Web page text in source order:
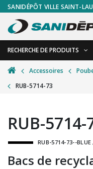
SANIDÉPÔT VILLE SAINT-
RECHERCHE DE PRODUITS
RETOUR
Accessoires de sécurité
Accessoires pour le
Accessoires pour
Alimentaire
RETOUR
Gants
Plexiglas
Signalisations
Test de diagnostic
Accessoires
RUB-5714-73
RUB-5714-
RUB-5714-73--BLUE
Bacs de